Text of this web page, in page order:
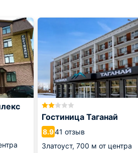
Гостиница Таганай
8.941 отзыв
Златоуст, 700 м от центра